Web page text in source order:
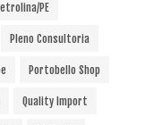
PE
Pleno Consultoria
Portobello Shop
Quality Import